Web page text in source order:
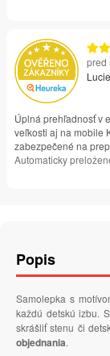
pred
Úplná prehľadnosť v
veľkosti aj na mobile
zabezpečené na
Automaticky
Popis
Samolepka s
každú detskú izbu.
skrášliť stenu či
objednania.